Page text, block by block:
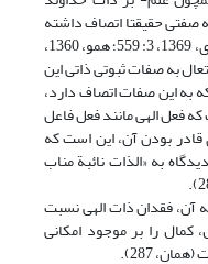
صفتی حقیقتا اتصاف داشته
باشد (صدرالمتألهین، 1360 ب، 38؛ سبزواری، 1369، 3: 559؛ همو، 1360،
به صفات ثبوتی ذاتی این
این صفات اتصاف دارد،
فعل الهی مانند فعل فاعل
قادر بودن آن، این است که
به «الذات نائبة مناب
آن، فقدان ذات الهی نسبت
کمال را بر موجود امکانی
287).